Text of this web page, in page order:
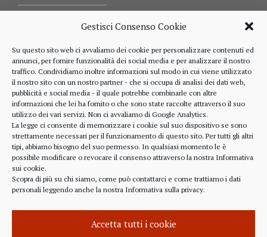
Gestisci Consenso Cookie
Su questo sito web ci avvaliamo dei cookie per personalizzare contenuti ed
annunci, per fornire funzionalità dei social media e per analizzare il nostro
traffico. Condividiamo inoltre informazioni sul modo in cui viene utilizzato
il nostro sito con un nostro partner - che si occupa di analisi dei dati web,
pubblicità e social media - il quale potrebbe combinarle con altre
informazioni che lei ha fornito o che sono state raccolte attraverso il suo
utilizzo dei vari servizi. Non ci avvaliamo di Google Analytics.
La legge ci consente di memorizzare i cookie sul suo dispositivo se sono
strettamente necessari per il funzionamento di questo sito. Per tutti gli altri
tipi, abbiamo bisogno del suo permesso. In qualsiasi momento le è
possibile modificare o revocare il consenso attraverso la nostra Informativa
sui cookie.
Scopra di più su chi siamo, come può contattarci e come trattiamo i dati
personali leggendo anche la nostra Informativa sulla privacy.
Accetta tutti i cookie
Comunicazioni
RIFERIMENTI
328 4643900
RZZ LRT 72M24 B111O